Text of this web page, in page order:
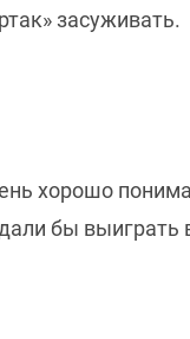
засуживать.
хорошо
бы выиграть